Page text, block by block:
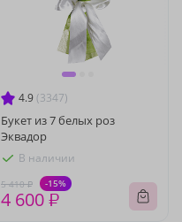
4.9 (3347)
Букет из 7 белых роз
Эквадор
В наличии
5 410 ₽ -15%
4 600 ₽